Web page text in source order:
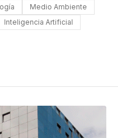
Medio Ambiente
Inteligencia Artificial